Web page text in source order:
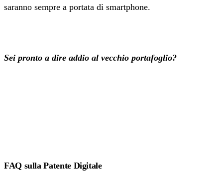
saranno sempre a portata di smartphone.
Sei pronto a dire addio al vecchio portafoglio?
FAQ sulla Patente Digitale